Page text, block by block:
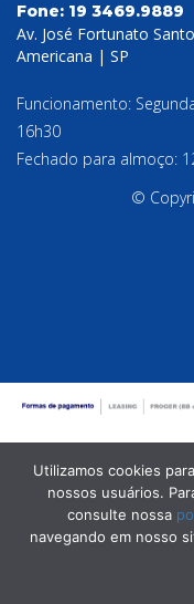
Fone: 19 3469.9889
Av. José Fortunato
Americana | SP
Funcionamento:
16h30
Fechado para almoço:
©
Utilizamos cookies
nossos usuários.
consulte nossa
navegando em nosso